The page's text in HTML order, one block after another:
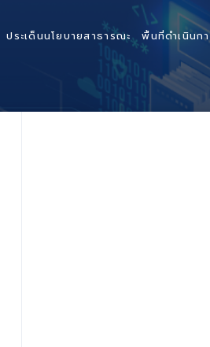
ประเด็นนโยบายสาธารณะ พื้นที่ดำเนินก